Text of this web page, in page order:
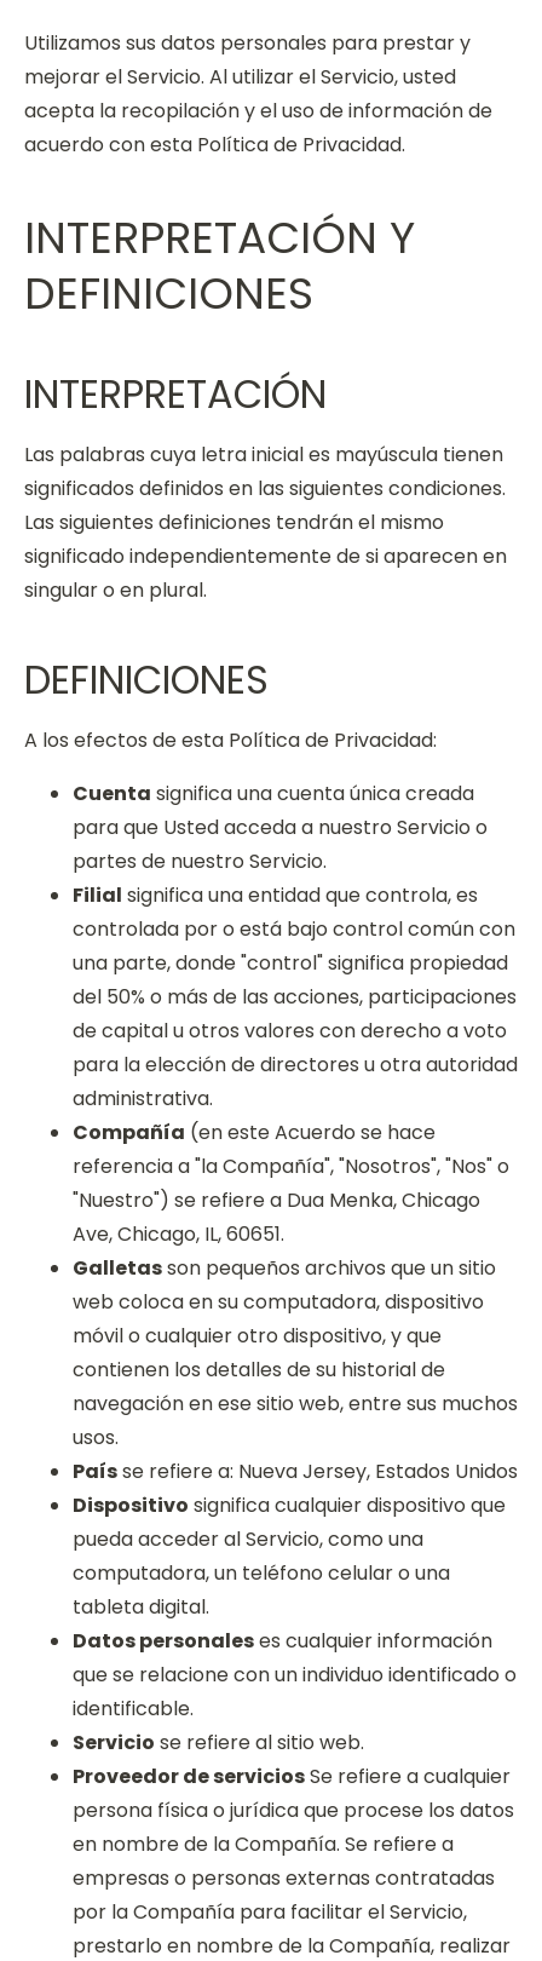
Utilizamos sus datos personales para prestar y
mejorar el Servicio. Al utilizar el Servicio, usted
acepta la recopilación y el uso de información de
acuerdo con esta Política de Privacidad.
INTERPRETACIÓN Y
DEFINICIONES
INTERPRETACIÓN
Las palabras cuya letra inicial es mayúscula tienen
significados definidos en las siguientes condiciones.
Las siguientes definiciones tendrán el mismo
significado independientemente de si aparecen en
singular o en plural.
DEFINICIONES
A los efectos de esta Política de Privacidad:
Cuenta significa una cuenta única creada
para que Usted acceda a nuestro Servicio o
partes de nuestro Servicio.
Filial significa una entidad que controla, es
controlada por o está bajo control común con
una parte, donde "control" significa propiedad
del 50% o más de las acciones, participaciones
de capital u otros valores con derecho a voto
para la elección de directores u otra autoridad
administrativa.
Compañía (en este Acuerdo se hace
referencia a "la Compañía", "Nosotros", "Nos" o
"Nuestro") se refiere a Dua Menka, Chicago
Ave, Chicago, IL, 60651.
Galletasson pequeños archivos que un sitio
web coloca en su computadora, dispositivo
móvil o cualquier otro dispositivo, y que
contienen los detalles de su historial de
navegación en ese sitio web, entre sus muchos
usos.
Paísse refiere a: Nueva Jersey, Estados Unidos
Dispositivo significa cualquier dispositivo que
pueda acceder al Servicio, como una
computadora, un teléfono celular o una
tableta digital.
Datos personaleses cualquier información
que se relacione con un individuo identificado o
identificable.
Servicio se refiere al sitio web.
Proveedor de serviciosSe refiere a cualquier
persona física o jurídica que procese los datos
en nombre de la Compañía. Se refiere a
empresas o personas externas contratadas
por la Compañía para facilitar el Servicio,
prestarlo en nombre de la Compañía, realizar